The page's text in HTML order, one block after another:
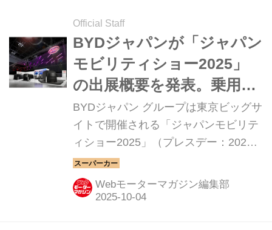
Official Staff
BYDジャパンが「ジャパン
モビリティショー2025」
の出展概要を発表。乗用
車・商用車ともに最新ライ
ンナップを展示
BYDジャパン グループは東京ビッグサ
イトで開催される「ジャパンモビリテ
ィショー2025」（プレスデー：2025
年10月29・30日、一般公開日：10月
31日〜11月9日）に出展する。
Webモーターマガジン編集部